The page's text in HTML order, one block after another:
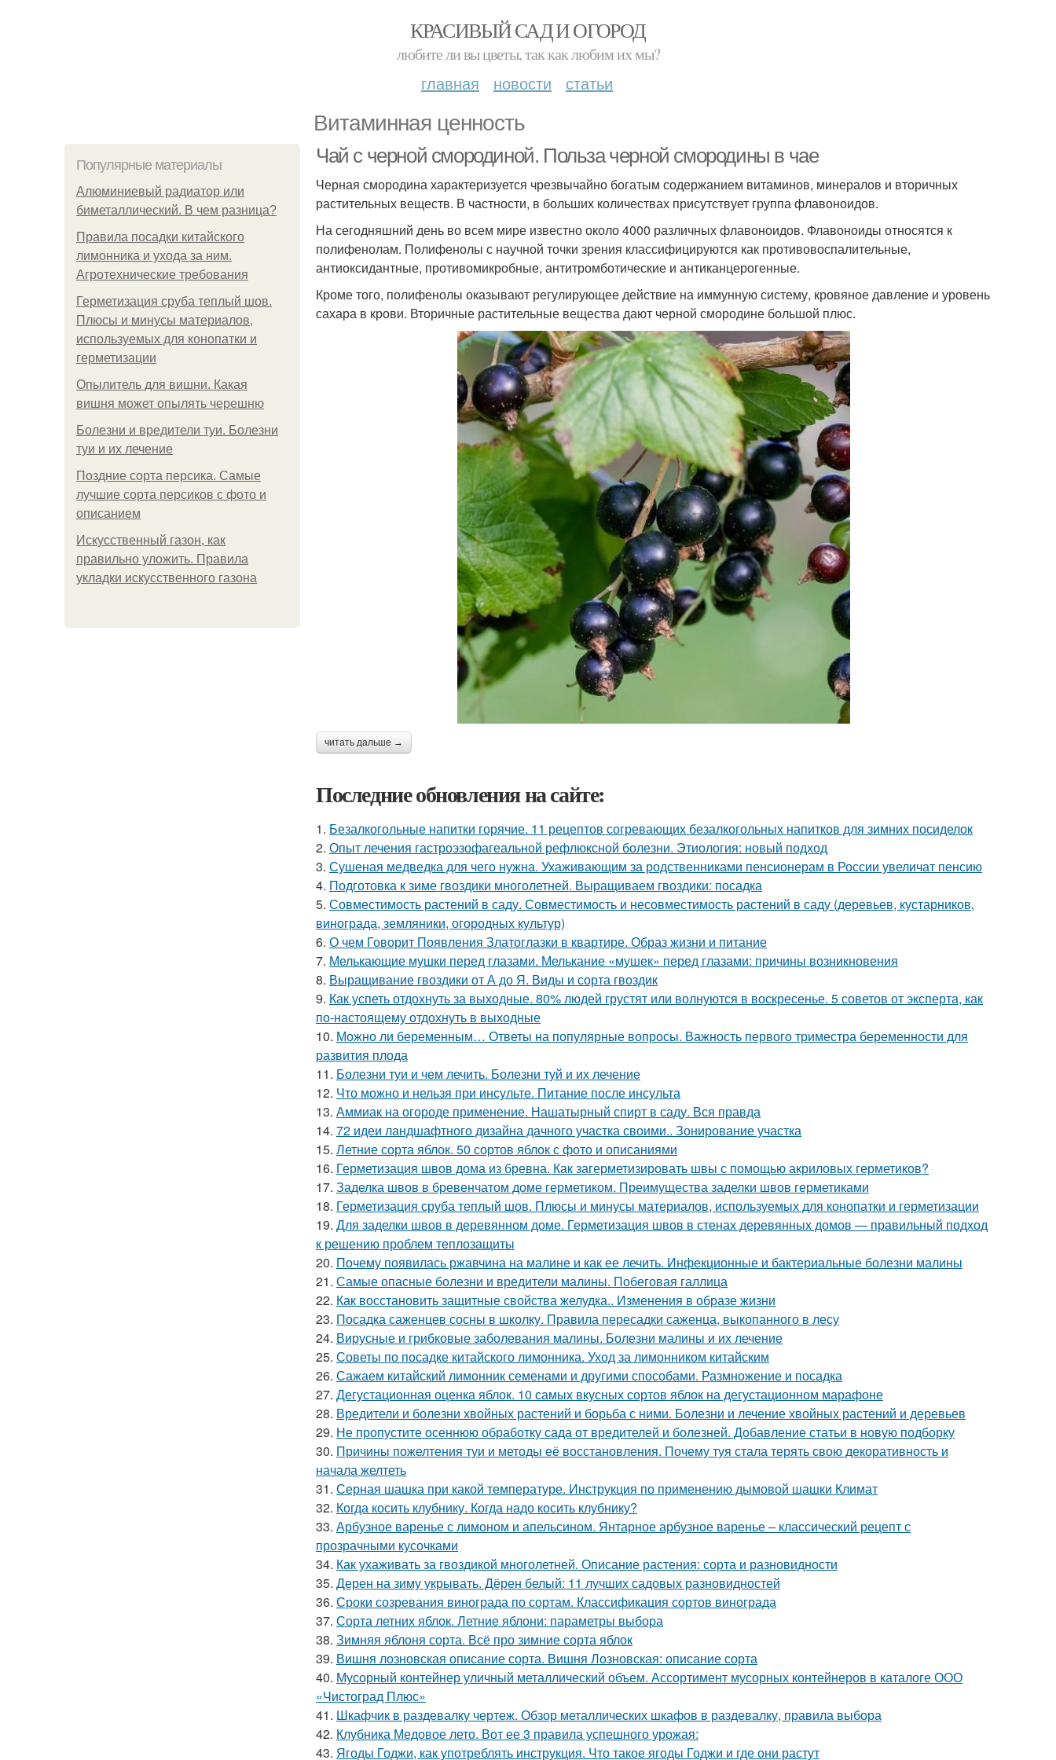
КРАСИВЫЙ САД И ОГОРОД
любите ли вы цветы, так как любим их мы?
главная новости статьи
Витаминная ценность
Популярные материалы
Алюминиевый радиатор или
биметаллический. В чем разница?
Правила посадки китайского
лимонника и ухода за ним.
Агротехнические требования
Герметизация сруба теплый шов.
Плюсы и минусы материалов,
используемых для конопатки и
герметизации
Опылитель для вишни. Какая
вишня может опылять черешню
Болезни и вредители туи. Болезни
туи и их лечение
Поздние сорта персика. Самые
лучшие сорта персиков с фото и
описанием
Искусственный газон, как
правильно уложить. Правила
укладки искусственного газона
Чай с черной смородиной. Польза черной смородины в чае
Черная смородина характеризуется чрезвычайно богатым содержанием витаминов, минералов и вторичных
растительных веществ. В частности, в больших количествах присутствует группа флавоноидов.
На сегодняшний день во всем мире известно около 4000 различных флавоноидов. Флавоноиды относятся к
полифенолам. Полифенолы с научной точки зрения классифицируются как противовоспалительные,
антиоксидантные, противомикробные, антитромботические и антиканцерогенные.
Кроме того, полифенолы оказывают регулирующее действие на иммунную систему, кровяное давление и уровень
сахара в крови. Вторичные растительные вещества дают черной смородине большой плюс.
читать дальше →
Последние обновления на сайте:
1. Безалкогольные напитки горячие. 11 рецептов согревающих безалкогольных напитков для зимних посиделок
2. Опыт лечения гастроэзофагеальной рефлюксной болезни. Этиология: новый подход
3. Сушеная медведка для чего нужна. Ухаживающим за родственниками пенсионерам в России увеличат пенсию
4. Подготовка к зиме гвоздики многолетней. Выращиваем гвоздики: посадка
5. Совместимость растений в саду. Совместимость и несовместимость растений в саду (деревьев, кустарников,
винограда, земляники, огородных культур)
6. О чем Говорит Появления Златоглазки в квартире. Образ жизни и питание
7. Мелькающие мушки перед глазами. Мелькание «мушек» перед глазами: причины возникновения
8. Выращивание гвоздики от А до Я. Виды и сорта гвоздик
9. Как успеть отдохнуть за выходные. 80% людей грустят или волнуются в воскресенье. 5 советов от эксперта, как
по-настоящему отдохнуть в выходные
10. Можно ли беременным… Ответы на популярные вопросы. Важность первого триместра беременности для
развития плода
11. Болезни туи и чем лечить. Болезни туй и их лечение
12. Что можно и нельзя при инсульте. Питание после инсульта
13. Аммиак на огороде применение. Нашатырный спирт в саду. Вся правда
14. 72 идеи ландшафтного дизайна дачного участка своими.. Зонирование участка
15. Летние сорта яблок. 50 сортов яблок с фото и описаниями
16. Герметизация швов дома из бревна. Как загерметизировать швы с помощью акриловых герметиков?
17. Заделка швов в бревенчатом доме герметиком. Преимущества заделки швов герметиками
18. Герметизация сруба теплый шов. Плюсы и минусы материалов, используемых для конопатки и герметизации
19. Для заделки швов в деревянном доме. Герметизация швов в стенах деревянных домов — правильный подход
к решению проблем теплозащиты
20. Почему появилась ржавчина на малине и как ее лечить. Инфекционные и бактериальные болезни малины
21. Самые опасные болезни и вредители малины. Побеговая галлица
22. Как восстановить защитные свойства желудка.. Изменения в образе жизни
23. Посадка саженцев сосны в школку. Правила пересадки саженца, выкопанного в лесу
24. Вирусные и грибковые заболевания малины. Болезни малины и их лечение
25. Советы по посадке китайского лимонника. Уход за лимонником китайским
26. Сажаем китайский лимонник семенами и другими способами. Размножение и посадка
27. Дегустационная оценка яблок. 10 самых вкусных сортов яблок на дегустационном марафоне
28. Вредители и болезни хвойных растений и борьба с ними. Болезни и лечение хвойных растений и деревьев
29. Не пропустите осеннюю обработку сада от вредителей и болезней. Добавление статьи в новую подборку
30. Причины пожелтения туи и методы её восстановления. Почему туя стала терять свою декоративность и
начала желтеть
31. Серная шашка при какой температуре. Инструкция по применению дымовой шашки Климат
32. Когда косить клубнику. Когда надо косить клубнику?
33. Арбузное варенье с лимоном и апельсином. Янтарное арбузное варенье – классический рецепт с
прозрачными кусочками
34. Как ухаживать за гвоздикой многолетней. Описание растения: сорта и разновидности
35. Дерен на зиму укрывать. Дёрен белый: 11 лучших садовых разновидностей
36. Сроки созревания винограда по сортам. Классификация сортов винограда
37. Сорта летних яблок. Летние яблони: параметры выбора
38. Зимняя яблоня сорта. Всё про зимние сорта яблок
39. Вишня лозновская описание сорта. Вишня Лозновская: описание сорта
40. Мусорный контейнер уличный металлический объем. Ассортимент мусорных контейнеров в каталоге ООО
«Чистоград Плюс»
41. Шкафчик в раздевалку чертеж. Обзор металлических шкафов в раздевалку, правила выбора
42. Клубника Медовое лето. Вот ее 3 правила успешного урожая:
43. Ягоды Годжи, как употреблять инструкция. Что такое ягоды Годжи и где они растут